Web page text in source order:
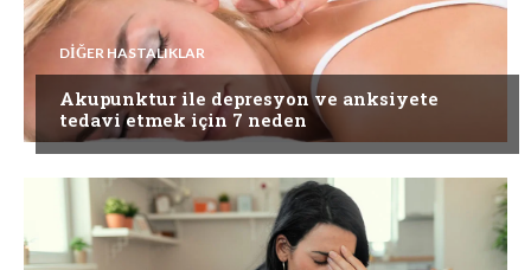
DIĞER HASTALIKLAR
Akupunktur ile depresyon ve anksiyete
tedavi etmek için 7 neden